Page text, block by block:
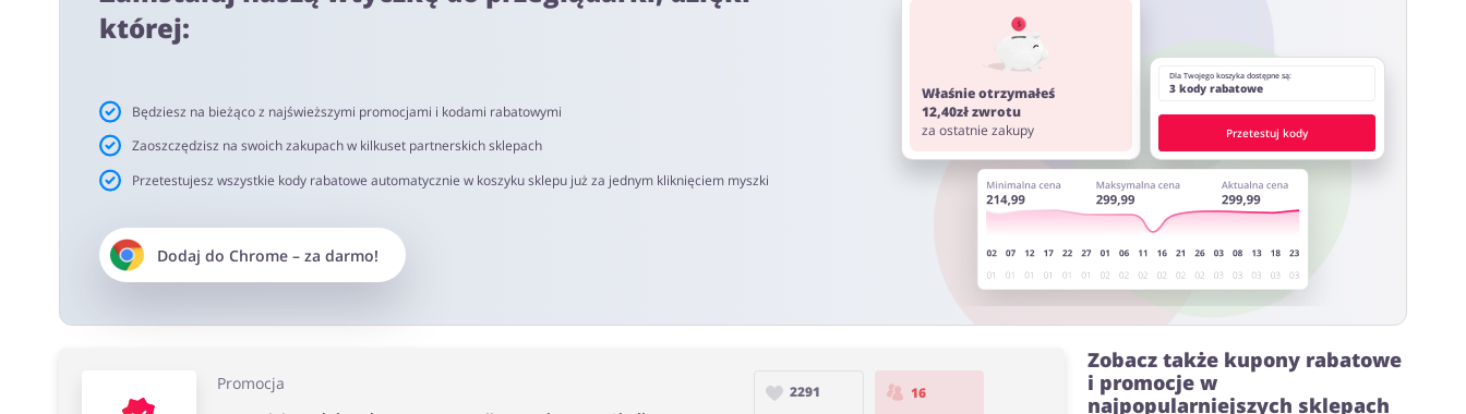
netto. Rekomendujemy korzystanie z wtyczki alerabat.com. Pamiętaj aby przed zakupem wyłączyć AdBlock oraz aby nie korzystać z innych stron lub rozszerzeń do przeglądarki
oferujących kody rabatowe lub cashback.
Czas akceptacji cashback:
Średni czas akceptacji Cashback w Shelly wynosi od 40 do 90 dni.
której:
Będziesz na bieżąco z najświeższymi promocjami i kodami rabatowymi
Zaoszczędzisz na swoich zakupach w kilkuset partnerskich sklepach
Przetestujesz wszystkie kody rabatowe automatycznie w koszyku sklepu już za jednym kliknięciem myszki
Dodaj do Chrome– za darmo!
Właśnie otrzymałeś
12,40zł zwrotu
za ostatnie zakupy
Dla Twojego koszyka dostępne są:
3 kody rabatowe
Przetestuj kody
Promocja
2291
16
Zobacz także kupony rabatowe
i promocje w
najpopularniejszych sklepach